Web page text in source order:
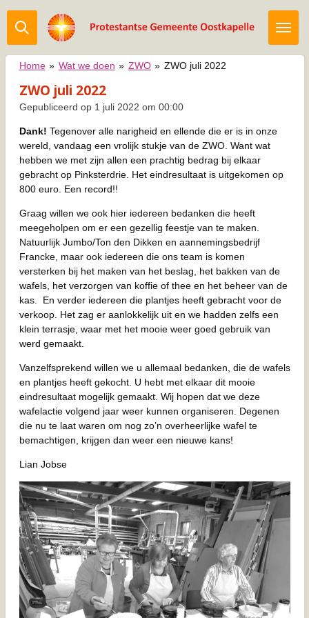
Ga
direct
naar
de
hoofdinhoud
Home » Wat we doen » ZWO » ZWO juli 2022
ZWO juli 2022
Gepubliceerd op 1 juli 2022 om 00:00
Dank! Tegenover alle narigheid en ellende die er is in onze
wereld, vandaag een vrolijk stukje van de ZWO. Want wat
hebben we met zijn allen een prachtig bedrag bij elkaar
gebracht op Pinksterdrie. Het eindresultaat is uitgekomen op
800 euro. Een record!!
Graag willen we ook hier iedereen bedanken die heeft
meegeholpen om er een gezellig feestje van te maken.
Natuurlijk Jumbo/Ton den Dikken en aannemingsbedrijf
Francke, maar ook iedereen die ons team is komen
versterken bij het maken van het beslag, het bakken van de
wafels, het verzorgen van koffie of thee en het beheer van de
kas.
En verder iedereen die plantjes heeft gebracht voor de
verkoop. Het zag er aanlokkelijk uit en we hadden zelfs een
klein terrasje, waar met het mooie weer goed gebruik van
werd gemaakt.
Vanzelfsprekend willen we u allemaal bedanken, die de wafels
en plantjes heeft gekocht. U hebt met elkaar dit mooie
eindresultaat mogelijk gemaakt. Wij hopen dat we deze
wafelactie volgend jaar weer kunnen organiseren. Degenen
die nu te laat waren om nog zo’n overheerlijke wafel te
bemachtigen, krijgen dan weer een nieuwe kans!
Lian Jobse